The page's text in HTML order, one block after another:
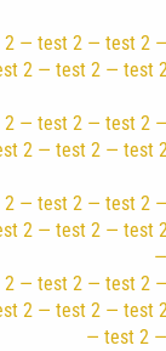
2 — test 2 — test
2 — test 2 —
2 — test 2 — test
2 — test 2 —
2 — test 2 — test
2 — test 2 —
2 — test 2 — test
2 — test 2 —
— test 2